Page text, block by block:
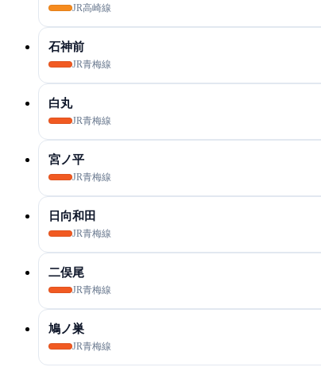
JR高崎線
石神前
JR青梅線
白丸
JR青梅線
宮ノ平
JR青梅線
日向和田
JR青梅線
二俣尾
JR青梅線
鳩ノ巣
JR青梅線